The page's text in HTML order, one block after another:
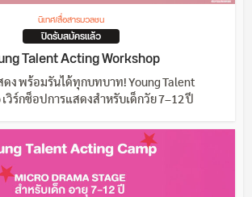
นิเทศ/สื่อสารมวลชน
ปิดรับสมัครแล้ว
Talent Acting Workshop
ง พร้อมรันได้ทุกบทบาท! Young Talent
เวิร์กช็อปการแสดงสำหรับเด็กวัย 7–12 ปี